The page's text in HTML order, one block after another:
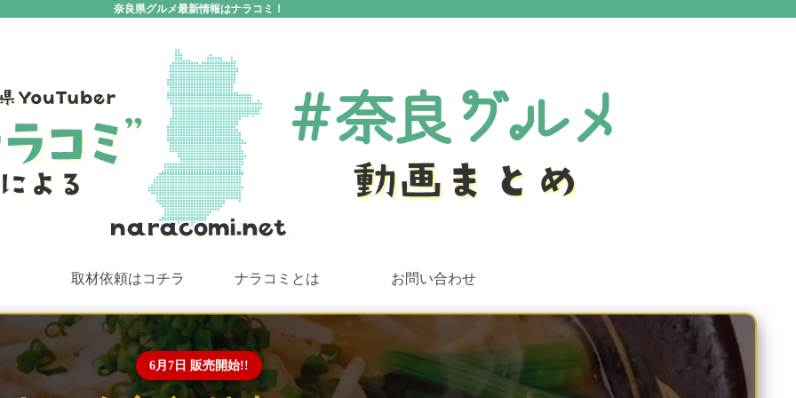
奈良県グルメ最新情報はナラコミ！
取材依頼はコチラ ナラコミとは お問い合わせ
6月7日 販売開始!!